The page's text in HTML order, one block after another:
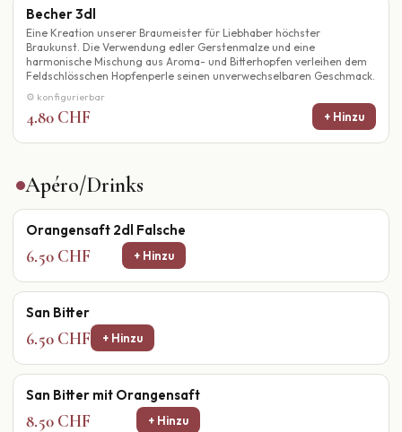
Becher 3dl
Eine Kreation unserer Braumeister für Liebhaber höchster
Braukunst. Die Verwendung edler Gerstenmalze und eine
harmonische Mischung aus Aroma- und Bitterhopfen verleihen dem
Feldschlösschen Hopfenperle seinen unverwechselbaren Geschmack.
⚙ konfigurierbar
4.80 CHF + Hinzu
Apéro/Drinks
Orangensaft 2dl Falsche
6.50 CHF + Hinzu
San Bitter
6.50 CHF + Hinzu
San Bitter mit Orangensaft
8.50 CHF + Hinzu